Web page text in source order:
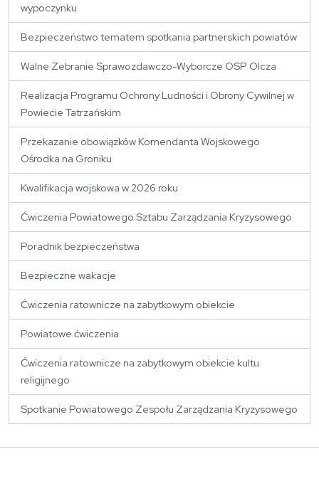
wypoczynku
Bezpieczeństwo tematem spotkania partnerskich powiatów
Walne Zebranie Sprawozdawczo-Wyborcze OSP Olcza
Realizacja Programu Ochrony Ludności i Obrony Cywilnej w
Powiecie Tatrzańskim
Przekazanie obowiązków Komendanta Wojskowego
Ośrodka na Groniku
Kwalifikacja wojskowa w 2026 roku
Ćwiczenia Powiatowego Sztabu Zarządzania Kryzysowego
Poradnik bezpieczeństwa
Bezpieczne wakacje
Ćwiczenia ratownicze na zabytkowym obiekcie
Powiatowe ćwiczenia
Ćwiczenia ratownicze na zabytkowym obiekcie kultu
religijnego
Spotkanie Powiatowego Zespołu Zarządzania Kryzysowego